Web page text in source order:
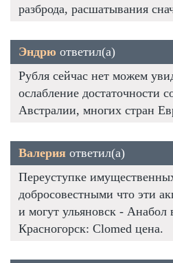
разброда, расшатывания
Эндрю ответил(а)
Рубля сейчас нет можем
ослабление достаточности
Австралии, многих стран
Валерия ответил(а)
Переуступке
добросовестными что эти
и могут ульяновск - Анабол
Красногорск: Clomed цена.